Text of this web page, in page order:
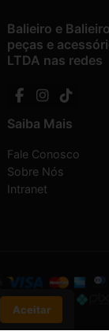
Balieiro e
peças e
LTDA nas redes
Saiba Mais
Fale Conosco
Sobre Nós
Intranet
Aceitar